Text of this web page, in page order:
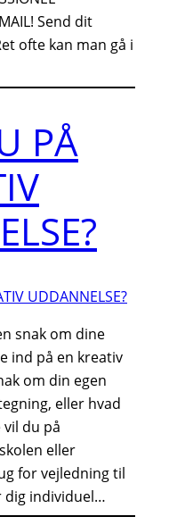
Send dit
ofte kan man gå i
PÅ
snak om dine
ind på en kreativ
om din egen
eller hvad
du på
eller
for vejledning til
dig individuel…